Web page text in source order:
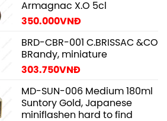
Armagnac X.O 5cl
350.000VNĐ
BRD-CBR-001 C.BRISSAC &CO
BRandy, miniature
303.750VNĐ
MD-SUN-006 Medium 180ml
Suntory Gold, Japanese
miniflashen hard to find